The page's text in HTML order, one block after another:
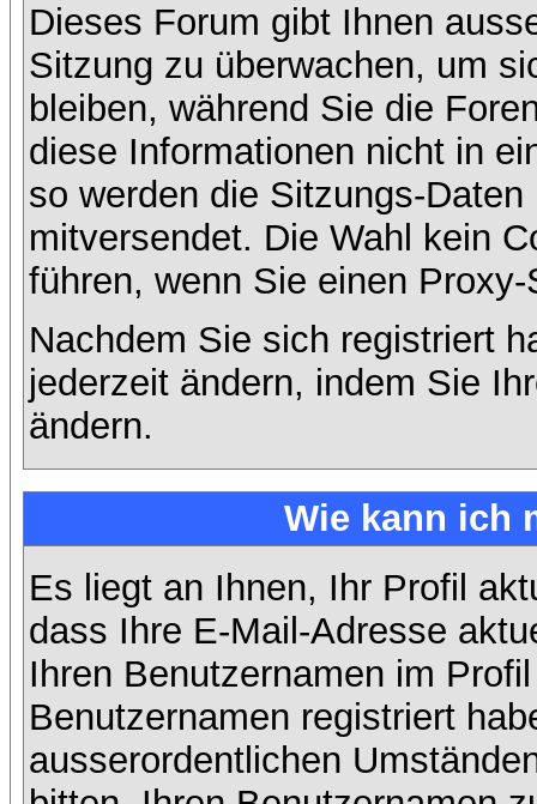
Dieses Forum gibt Ihnen
Sitzung zu überwachen, um
bleiben, während Sie die
diese Informationen nicht in
so werden die Sitzungs-
mitversendet. Die Wahl kein
führen, wenn Sie einen
Nachdem Sie sich registriert
jederzeit ändern, indem Sie
ändern.
Wie kann ich
Es liegt an Ihnen, Ihr Profil
dass Ihre E-Mail-Adresse
Ihren Benutzernamen im
Benutzernamen registriert
ausserordentlichen